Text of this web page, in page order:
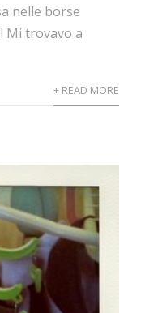
nelle borse
Mi trovavo a
+ READ MORE